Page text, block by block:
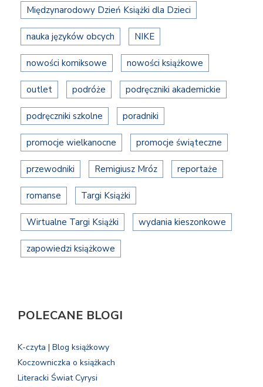
Międzynarodowy Dzień Książki dla Dzieci
nauka języków obcych NIKE
nowości komiksowe nowości książkowe
outlet podróże podręczniki akademickie
podręczniki szkolne poradniki
promocje wielkanocne promocje świąteczne
przewodniki Remigiusz Mróz reportaże
romanse Targi Książki
Wirtualne Targi Książki wydania kieszonkowe
zapowiedzi książkowe
POLECANE BLOGI
K-czyta | Blog książkowy
Koczowniczka o książkach
Literacki Świat Cyrysi